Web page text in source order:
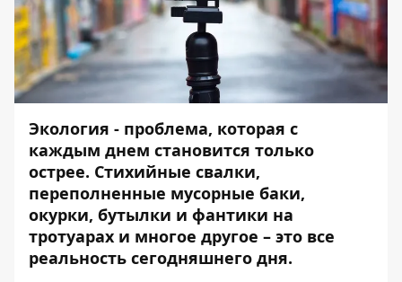
Экология - проблема, которая с
каждым днем становится только
острее. Стихийные свалки,
переполненные мусорные баки,
окурки, бутылки и фантики на
тротуарах и многое другое – это все
реальность сегодняшнего дня.